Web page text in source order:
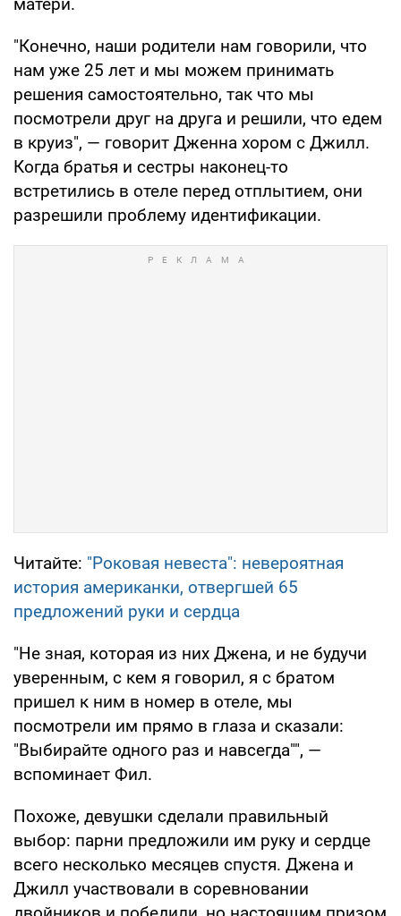
"Конечно, наши родители нам говорили, что
нам уже 25 лет и мы можем принимать
решения самостоятельно, так что мы
посмотрели друг на друга и решили, что едем
в круиз", — говорит Дженна хором с Джилл.
Когда братья и сестры наконец-то
встретились в отеле перед отплытием, они
разрешили проблему идентификации.
Читайте: "Роковая невеста": невероятная
история американки, отвергшей 65
предложений руки и сердца
"Не зная, которая из них Джена, и не будучи
уверенным, с кем я говорил, я с братом
пришел к ним в номер в отеле, мы
посмотрели им прямо в глаза и сказали:
"Выбирайте одного раз и навсегда"", —
вспоминает Фил.
Похоже, девушки сделали правильный
выбор: парни предложили им руку и сердце
всего несколько месяцев спустя. Джена и
Джилл участвовали в соревновании